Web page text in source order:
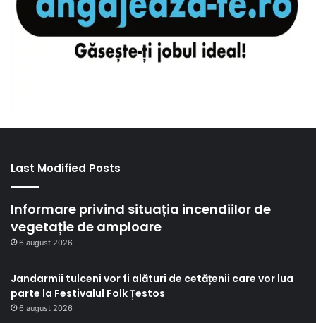
Last Modified Posts
Informare privind situația incendiilor de
vegetație de amploare
6 august 2026
Jandarmii tulceni vor fi alături de cetățenii care vor lua
parte la Festivalul Folk Țestos
6 august 2026